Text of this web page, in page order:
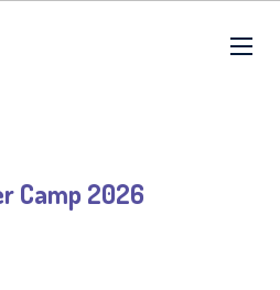
Camp 2026